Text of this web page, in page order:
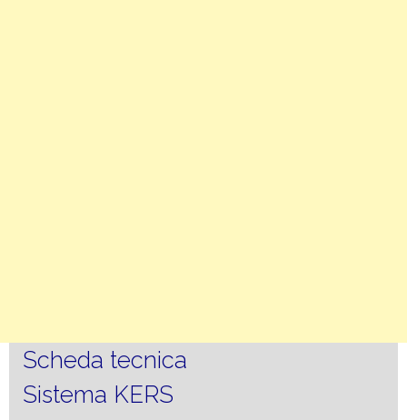
Scheda tecnica
Sistema KERS